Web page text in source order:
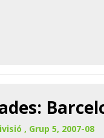
, Grup 5, 2007-08